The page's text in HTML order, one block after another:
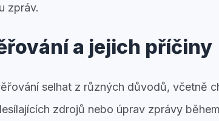
zpráv.
a jejich příčiny
selhat z různých důvodů, včetně
zdrojů nebo úprav zprávy